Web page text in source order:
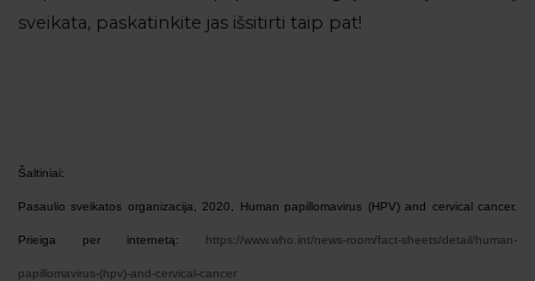
sveikata, paskatinkite jas išsitirti taip pat!
Šaltiniai:
Pasaulio sveikatos organizacija, 2020, Human papillomavirus (HPV) and cervical cancer.
Prieiga per internetą: https://www.who.int/news-room/fact-sheets/detail/human-
papillomavirus-(hpv)-and-cervical-cancer